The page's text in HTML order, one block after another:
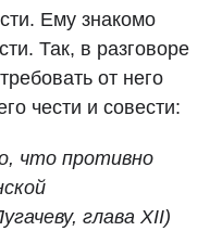
Ему знакомо
Так, в разговоре
от него
чести и совести:
что противно
глава XII)